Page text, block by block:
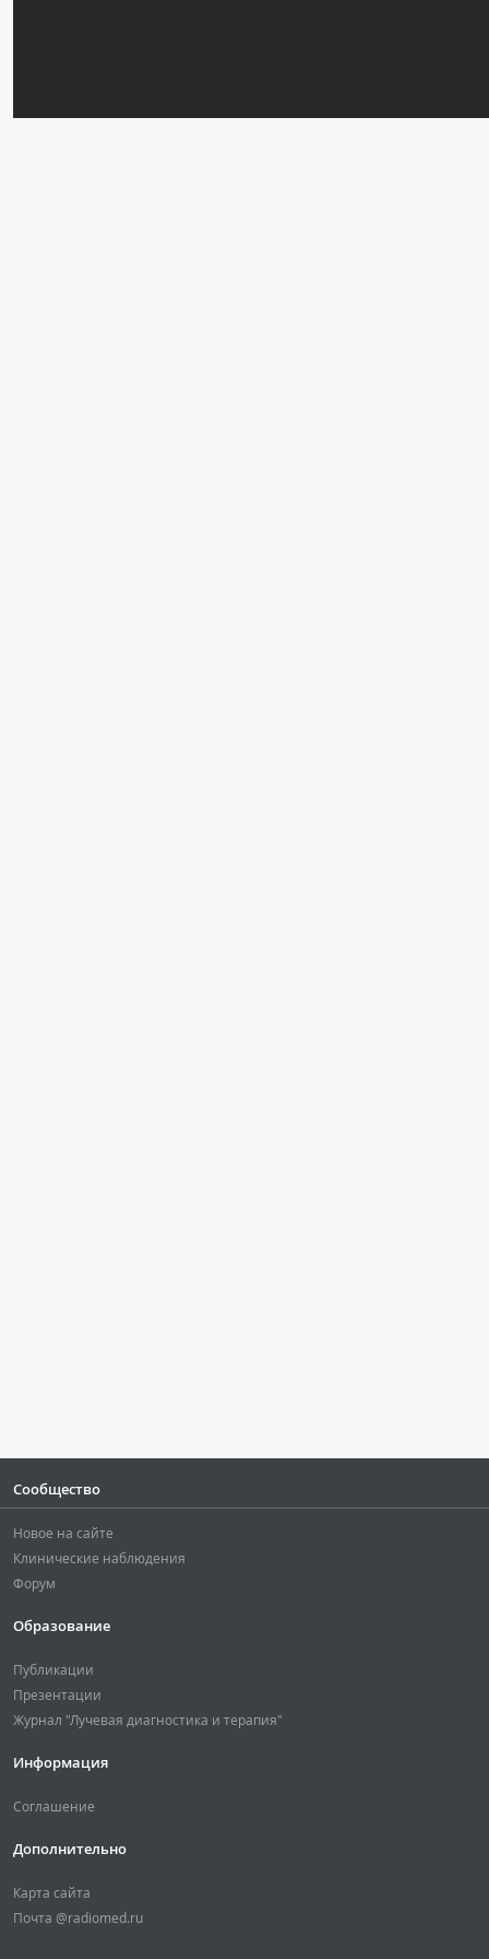
Сообщество
Новое на сайте
Клинические наблюдения
Форум
Образование
Публикации
Презентации
Журнал "Лучевая диагностика и терапия"
Информация
Соглашение
Дополнительно
Карта сайта
Почта @radiomed.ru